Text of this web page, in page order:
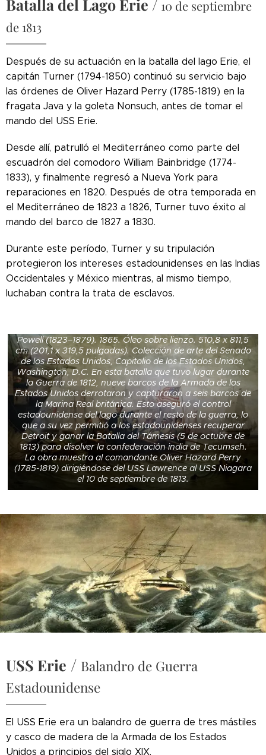
Batalla del Lago Erie / 10 de septiembre
de 1813
Después de su actuación en la batalla del lago Erie, el
capitán Turner (1794-1850) continuó su servicio bajo
las órdenes de Oliver Hazard Perry (1785-1819) en la
fragata Java y la goleta Nonsuch, antes de tomar el
mando del USS Erie.
Desde allí, patrulló el Mediterráneo como parte del
escuadrón del comodoro William Bainbridge (1774-
1833), y finalmente regresó a Nueva York para
reparaciones en 1820. Después de otra temporada en
el Mediterráneo de 1823 a 1826, Turner tuvo éxito al
mando del barco de 1827 a 1830.
Durante este período, Turner y su tripulación
protegieron los intereses estadounidenses en las Indias
Occidentales y México mientras, al mismo tiempo,
luchaban contra la trata de esclavos.
Powell (1823–1879). 1865. Óleo sobre lienzo. 510,8 x 811,5
cm (201,1 x 319,5 pulgadas). Colección de arte del Senado
de los Estados Unidos, Capitolio de los Estados Unidos,
Washington, D.C. En esta batalla que tuvo lugar durante
la Guerra de 1812, nueve barcos de la Armada de los
Estados Unidos derrotaron y capturaron a seis barcos de
la Marina Real británica. Esto aseguró el control
estadounidense del lago durante el resto de la guerra, lo
que a su vez permitió a los estadounidenses recuperar
Detroit y ganar la Batalla del Támesis (5 de octubre de
1813) para disolver la confederación india de Tecumseh.
La obra muestra al comandante Oliver Hazard Perry
(1785-1819) dirigiéndose del USS Lawrence al USS Niagara
el 10 de septiembre de 1813.
USS Erie / Balandro de Guerra
Estadounidense
El USS Erie era un balandro de guerra de tres mástiles
y casco de madera de la Armada de los Estados
Unidos a principios del siglo XIX.